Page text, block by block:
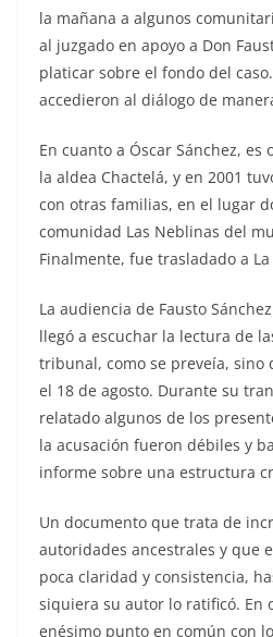
la mañana a algunos
al juzgado en apoyo a Don
platicar sobre el fondo del
accedieron al diálogo de
En cuanto a Óscar Sánchez, es
la aldea Chactelá, y en 2001
con otras familias, en el lugar
comunidad Las Neblinas del
Finalmente, fue trasladado a
La audiencia de Fausto
llegó a escuchar la lectura de
tribunal, como se preveía, sino
el 18 de agosto. Durante su
relatado algunos de los
la acusación fueron débiles y
informe sobre una estructura
Un documento que trata de
autoridades ancestrales y que
poca claridad y consistencia,
siquiera su autor lo ratificó. En
enésimo punto en común con